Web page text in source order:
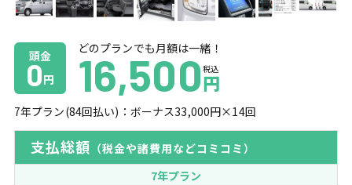
頭金
0円
どのプランでも月額は一緒！
16,500 税込
円
7年プラン(84回払い)：ボーナス33,000円×14回
支払総額 （税金や諸費用などコミコミ）
7年プラン